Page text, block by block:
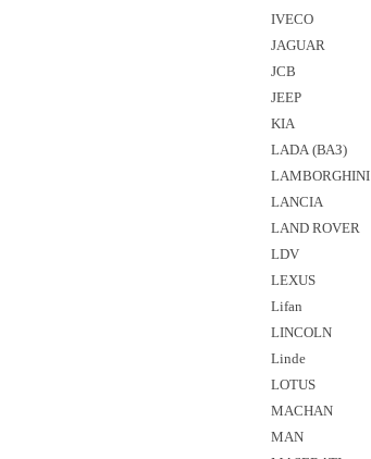
IVECO
JAGUAR
JCB
JEEP
KIA
LADA (ВАЗ)
LAMBORGHINI
LANCIA
LAND ROVER
LDV
LEXUS
Lifan
LINCOLN
Linde
LOTUS
MACHAN
MAN